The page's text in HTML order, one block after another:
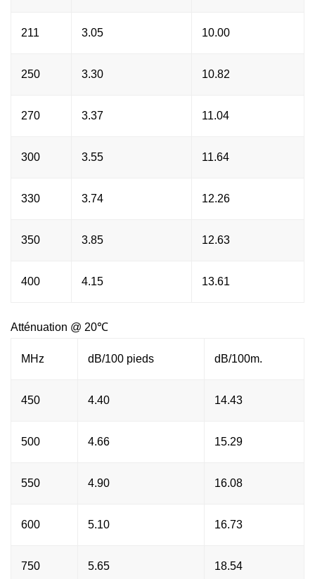
211 3.05 10.00
250 3.30 10.82
270 3.37 11.04
300 3.55 11.64
330 3.74 12.26
350 3.85 12.63
400 4.15 13.61
Atténuation @ 20℃
MHz dB/100 pieds dB/100m.
450 4.40 14.43
500 4.66 15.29
550 4.90 16.08
600 5.10 16.73
750 5.65 18.54